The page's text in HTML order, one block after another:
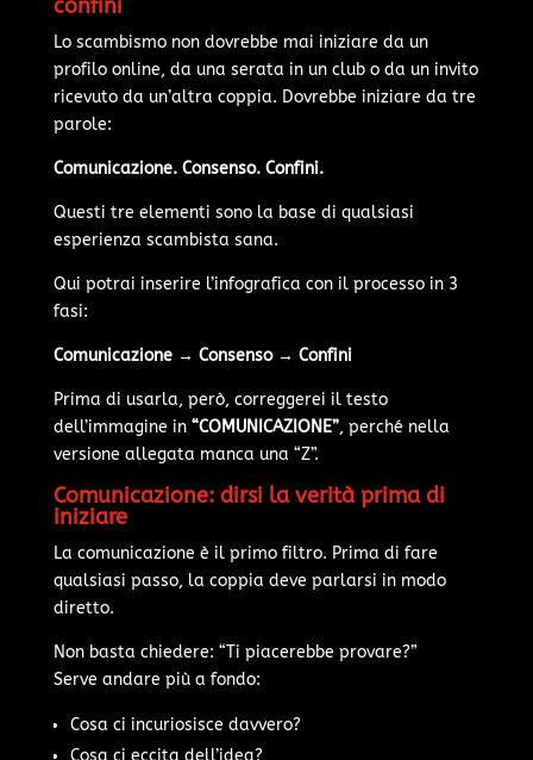
confini
Lo scambismo non dovrebbe mai iniziare da un
profilo online, da una serata in un club o da un invito
ricevuto da un’altra coppia. Dovrebbe iniziare da tre
parole:
Comunicazione. Consenso. Confini.
Questi tre elementi sono la base di qualsiasi
esperienza scambista sana.
Qui potrai inserire l’infografica con il processo in 3
fasi:
Comunicazione → Consenso → Confini
Prima di usarla, però, correggerei il testo
dell’immagine in “COMUNICAZIONE”, perché nella
versione allegata manca una “Z”.
Comunicazione: dirsi la verità prima di
iniziare
La comunicazione è il primo filtro. Prima di fare
qualsiasi passo, la coppia deve parlarsi in modo
diretto.
Non basta chiedere: “Ti piacerebbe provare?”
Serve andare più a fondo:
Cosa ci incuriosisce davvero?